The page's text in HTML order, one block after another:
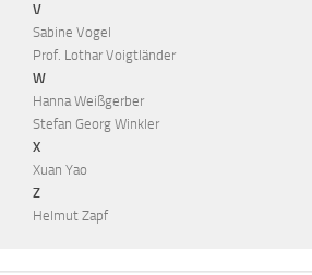
V
Sabine Vogel
Prof. Lothar Voigtländer
W
Hanna Weißgerber
Stefan Georg Winkler
X
Xuan Yao
Z
Helmut Zapf